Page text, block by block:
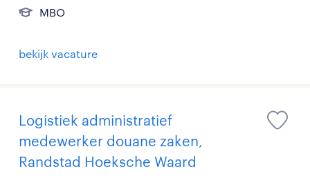
MBO
bekijk vacature
Logistiek administratief
medewerker douane zaken,
Randstad Hoeksche Waard